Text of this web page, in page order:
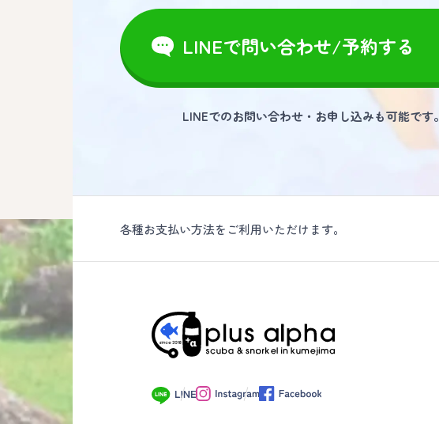
LINEで問い合わせ/予約する
LINEでのお問い合わせ・お申し込みも可能です。
各種お支払い方法をご利用いただけます。